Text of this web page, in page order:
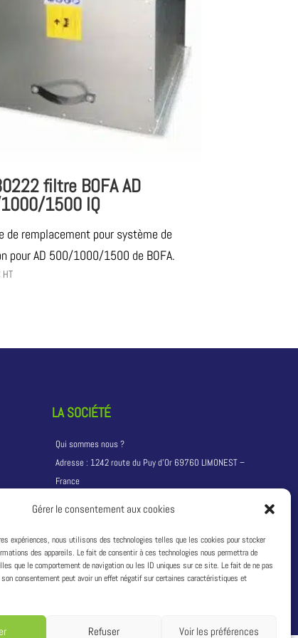
Gérer le consentement aux cookies
expériences, nous utilisons des technologies telles que les cookies pour stocker
des appareils. Le fait de consentir à ces technologies nous permettra de
que le comportement de navigation ou les ID uniques sur ce site. Le fait de ne pas
consentement peut avoir un effet négatif sur certaines caractéristiques et
Refuser Voir les préférences
filtre BOFA AD
1500 IQ
de remplacement pour système de
pour AD 500/1000/1500 de BOFA.
HT
LA SOCIÉTÉ
Qui sommes nous ?
Adresse : 1242 route du Puy d’Or 69760 LIMONEST –
France
TVA : FR04493113336